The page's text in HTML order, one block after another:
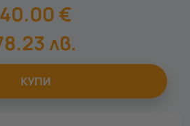
40.00 €
лв.
КУПИ